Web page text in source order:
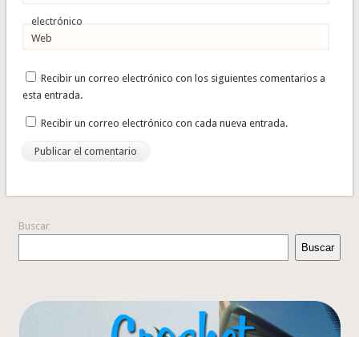
electrónico
Web
Recibir un correo electrónico con los siguientes comentarios a
esta entrada.
Recibir un correo electrónico con cada nueva entrada.
Buscar
Buscar